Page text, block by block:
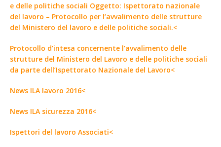
e delle politiche sociali Oggetto: Ispettorato nazionale
del lavoro – Protocollo per l’avvalimento delle strutture
del Ministero del lavoro e delle politiche sociali.<
Protocollo d’intesa concernente l’avvalimento delle
strutture del Ministero del Lavoro e delle politiche sociali
da parte dell’Ispettorato Nazionale del Lavoro<
News ILA lavoro 2016<
News ILA sicurezza 2016<
Ispettori del lavoro Associati<